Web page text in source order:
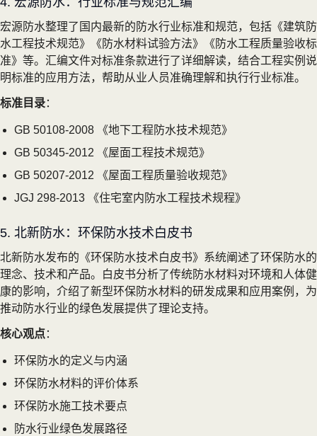
宏源防水整理了国内最新的防水行业标准和规范，包括《建筑防
水工程技术规范》《防水材料试验方法》《防水工程质量验收标
准》等。汇编文件对标准条款进行了详细解读，结合工程实例说
明标准的应用方法，帮助从业人员准确理解和执行行业标准。
标准目录：
GB 50108-2008 《地下工程防水技术规范》
GB 50345-2012 《屋面工程技术规范》
GB 50207-2012 《屋面工程质量验收规范》
JGJ 298-2013 《住宅室内防水工程技术规程》
5. 北新防水：环保防水技术白皮书
北新防水发布的《环保防水技术白皮书》系统阐述了环保防水的
理念、技术和产品。白皮书分析了传统防水材料对环境和人体健
康的影响，介绍了新型环保防水材料的研发成果和应用案例，为
推动防水行业的绿色发展提供了理论支持。
核心观点：
环保防水的定义与内涵
环保防水材料的评价体系
环保防水施工技术要点
防水行业绿色发展路径